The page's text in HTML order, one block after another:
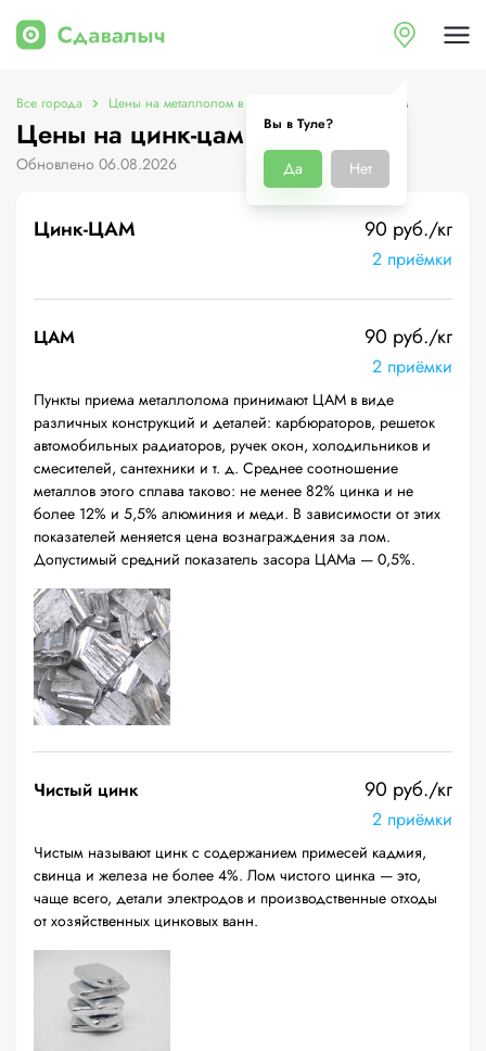
Вы в Туле?
Да Нет
Все города Цены на металлолом в Туле Цены на цинк-цам
Цены на цинк-цам в Туле
Обновлено 06.08.2026
Цинк-ЦАМ 90 руб./кг
2 приёмки
ЦАМ 90 руб./кг
2 приёмки
Пункты приема металлолома принимают ЦАМ в виде
различных конструкций и деталей: карбюраторов, решеток
автомобильных радиаторов, ручек окон, холодильников и
смесителей, сантехники и т. д. Среднее соотношение
металлов этого сплава таково: не менее 82% цинка и не
более 12% и 5,5% алюминия и меди. В зависимости от этих
показателей меняется цена вознаграждения за лом.
Допустимый средний показатель засора ЦАМа — 0,5%.
Чистый цинк 90 руб./кг
2 приёмки
Чистым называют цинк с содержанием примесей кадмия,
свинца и железа не более 4%. Лом чистого цинка — это,
чаще всего, детали электродов и производственные отходы
от хозяйственных цинковых ванн.